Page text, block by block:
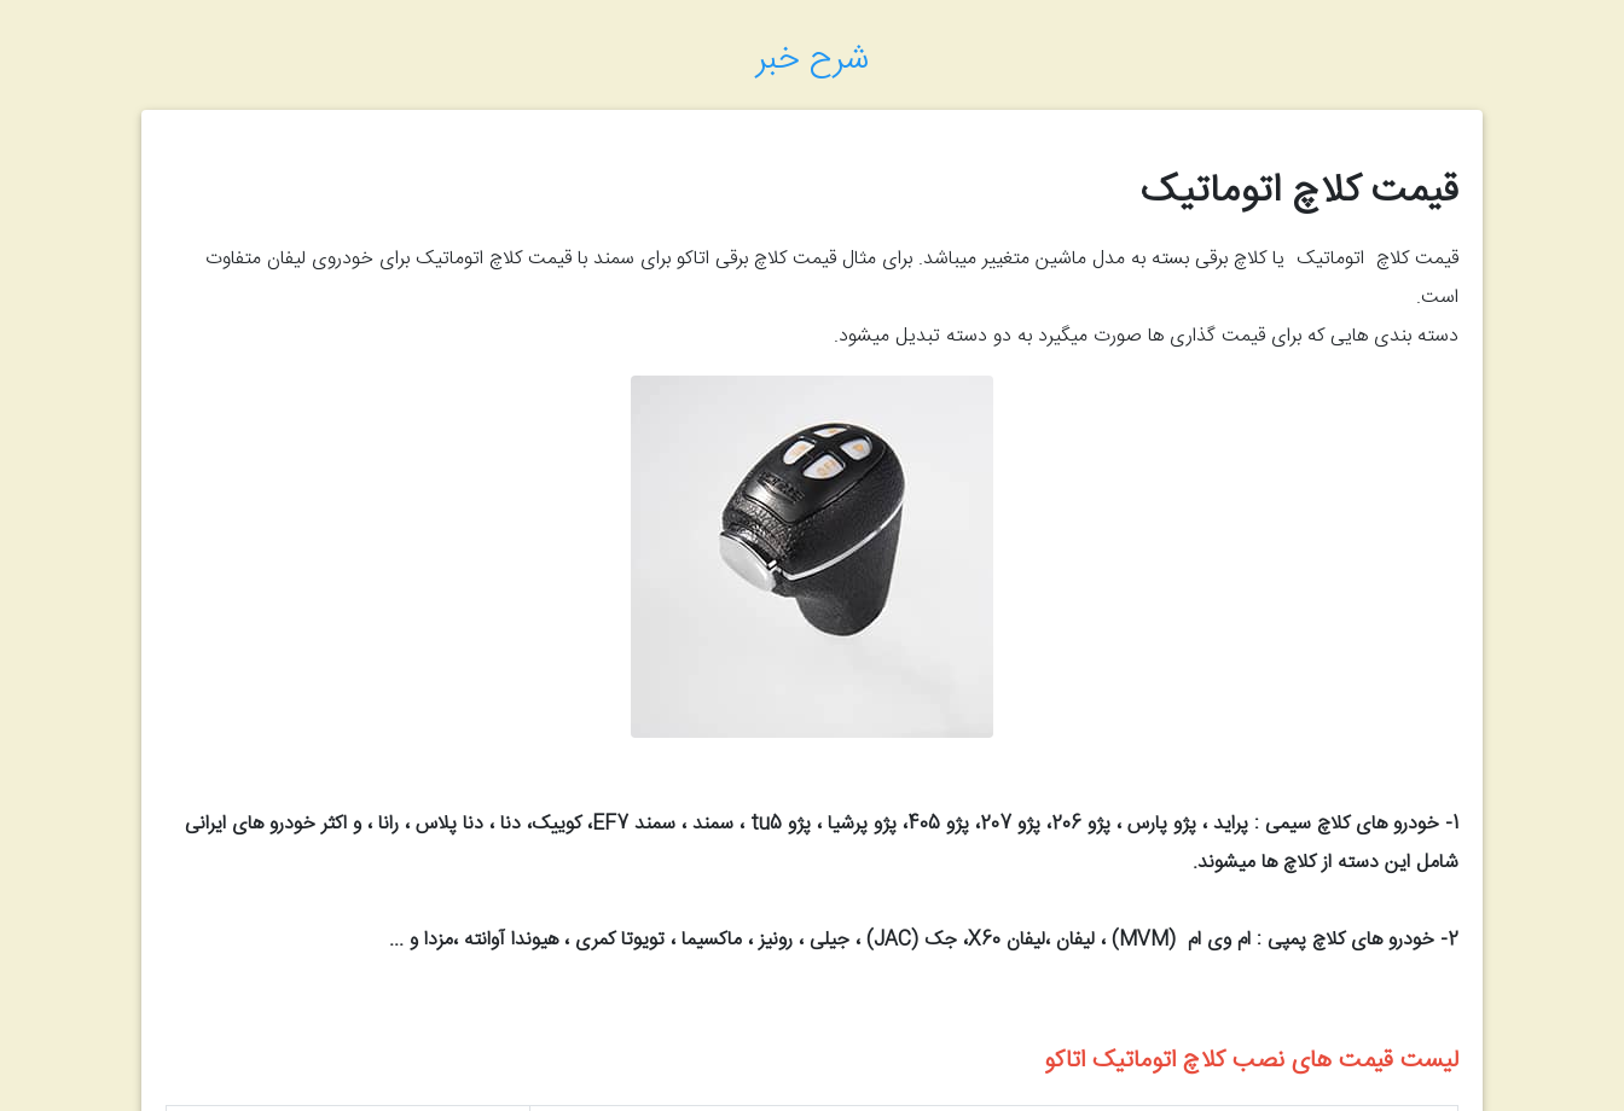
شرح خبر
قیمت کلاچ اتوماتیک
قیمت کلاچ اتوماتیک یا کلاچ برقی بسته به مدل ماشین متغییر میباشد. برای مثال قیمت کلاچ برقی اتاکو برای سمند با قیمت کلاچ اتوماتیک برای خودروی لیفان متفاوت
است.
دسته بندی هایی که برای قیمت گذاری ها صورت میگیرد به دو دسته تبدیل میشود.
1- خودرو های کلاچ سیمی : پراید ، پژو پارس ، پژو 206، پژو 207، پژو 405، پژو پرشیا ، پژو tu5 ، سمند ، سمند EF7، کوییک، دنا ، دنا پلاس ، رانا ، و اکثر خودرو های ایرانی
شامل این دسته از کلاچ ها میشوند.
2- خودرو های کلاچ پمپی : ام وی ام (MVM) ، لیفان ،لیفان X60، جک (JAC) ، جیلی ، رونیز ، ماکسیما ، تویوتا کمری ، هیوندا آوانته ،مزدا و ...
لیست قیمت های نصب کلاچ اتوماتیک اتاکو